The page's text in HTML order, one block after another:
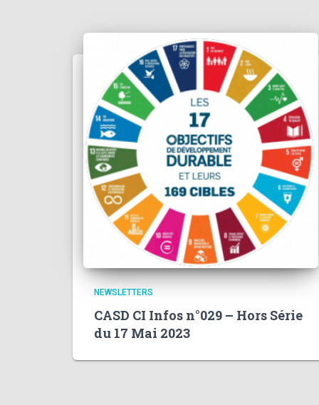
NEWSLETTERS
CASD CI Infos n°029 – Hors Série
du 17 Mai 2023